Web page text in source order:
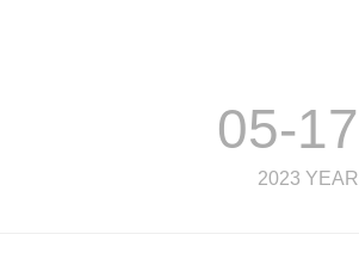
05-17
2023 YEAR